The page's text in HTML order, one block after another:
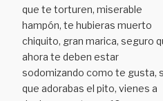
que te torturen, miserable
hampón, te hubieras muerto
chiquito, gran marica, seguro
ahora te deben estar
sodomizando como te gusta,
que adorabas el pito, vienes a